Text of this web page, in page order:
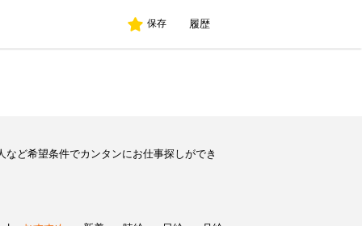
保存 履歴
ど希望条件でカンタンにお仕事探しができ